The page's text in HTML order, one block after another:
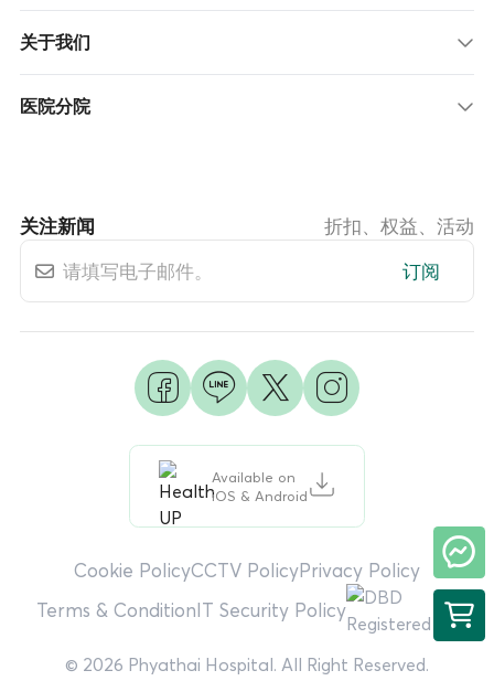
关于我们
医院分院
Available on
iOS & Android
关注新闻
折扣、权益、活动
订阅
© 2026 Phyathai Hospital. All Right Reserved.
Cookie PolicyCCTV PolicyPrivacy Policy
Terms & ConditionIT Security Policy